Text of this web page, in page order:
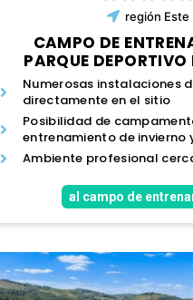
región Este
CAMPO DE
PARQUE DEPORTIVO
Numerosas instalaciones
directamente en el sitio
Posibilidad de
entrenamiento de invierno
Ambiente profesional
al campo de